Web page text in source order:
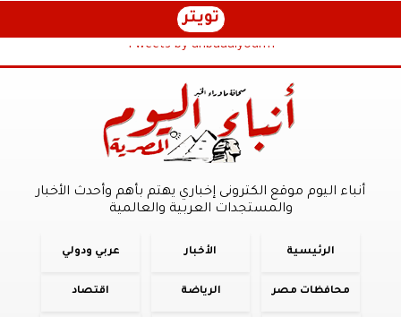
تويتر
Tweets by anbaaalyoum1
أنباء اليوم موقع الكترونى إخباري يهتم بأهم وأحدث الأخبار
والمستجدات العربية والعالمية
الرئيسية الأخبار عربي ودولي
محافظات مصر الرياضة اقتصاد